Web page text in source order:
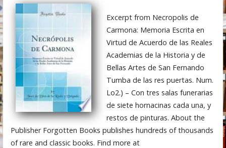
n
i
d
o
Excerpt from Necropolis de
Carmona: Memoria Escrita en
Virtud de Acuerdo de las Reales
Academias de la Historia y de
Bellas Artes de San Fernando
Tumba de las res puertas. Num.
Lo2.) – Con tres salas funerarias
de siete hornacinas cada una, y
restos de pinturas. About the
Publisher Forgotten Books publishes hundreds of thousands
of rare and classic books. Find more at